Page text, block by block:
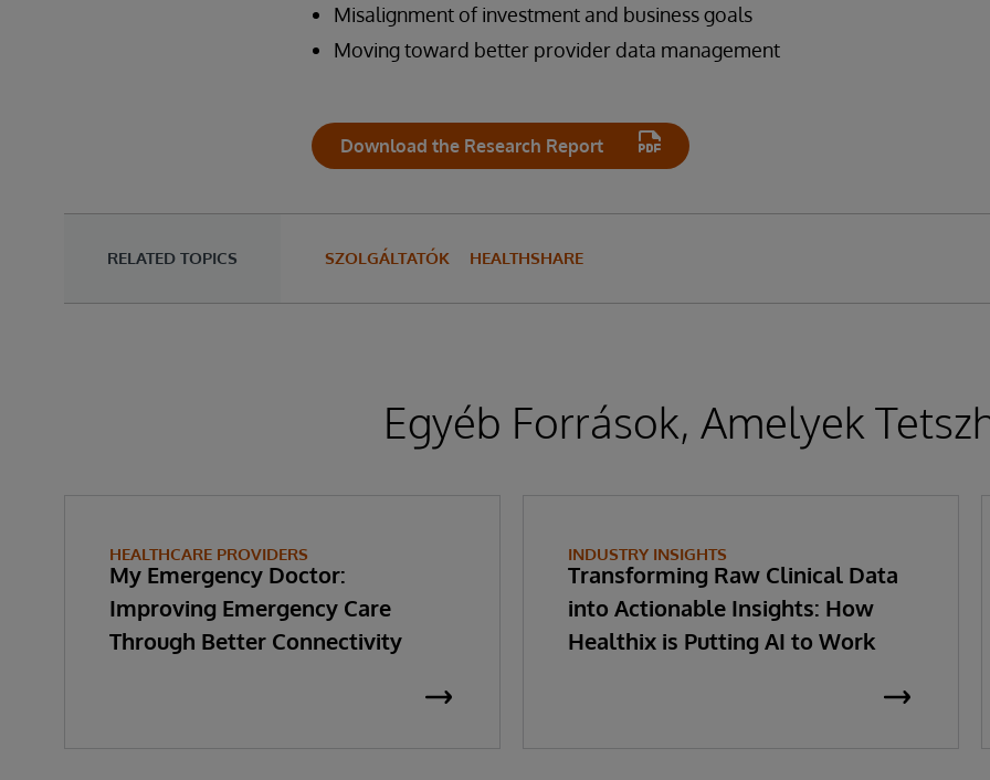
Misalignment of investment and business goals
Moving toward better provider data management
Download the Research Report
RELATED TOPICS SZOLGÁLTATÓK HEALTHSHARE
Egyéb Források, Amelyek
HEALTHCARE PROVIDERS
My Emergency Doctor:
Improving Emergency Care
Through Better Connectivity
INDUSTRY INSIGHTS
Transforming Raw Clinical Data
into Actionable Insights: How
Healthix is Putting AI to Work